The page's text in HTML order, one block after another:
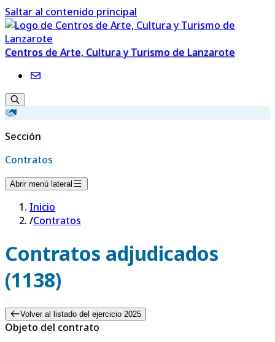
Saltar al contenido principal
Centros de Arte, Cultura y Turismo de Lanzarote
Sección
Contratos
Abrir menú lateral
Inicio
/Contratos
Contratos adjudicados
(1138)
Volver al listado del ejercicio 2025
Objeto del contrato